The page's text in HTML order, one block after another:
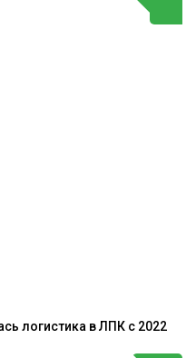
логистика в ЛПК с 2022